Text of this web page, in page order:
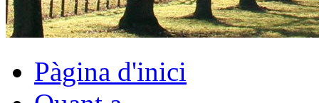
Pàgina d'inici